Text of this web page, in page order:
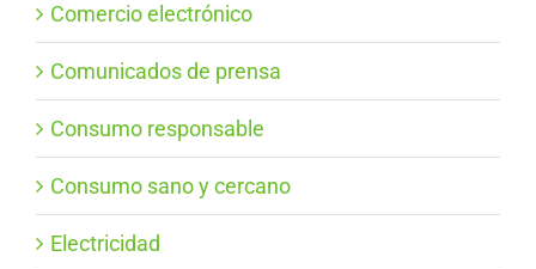
Comercio electrónico
Comunicados de prensa
Consumo responsable
Consumo sano y cercano
Electricidad